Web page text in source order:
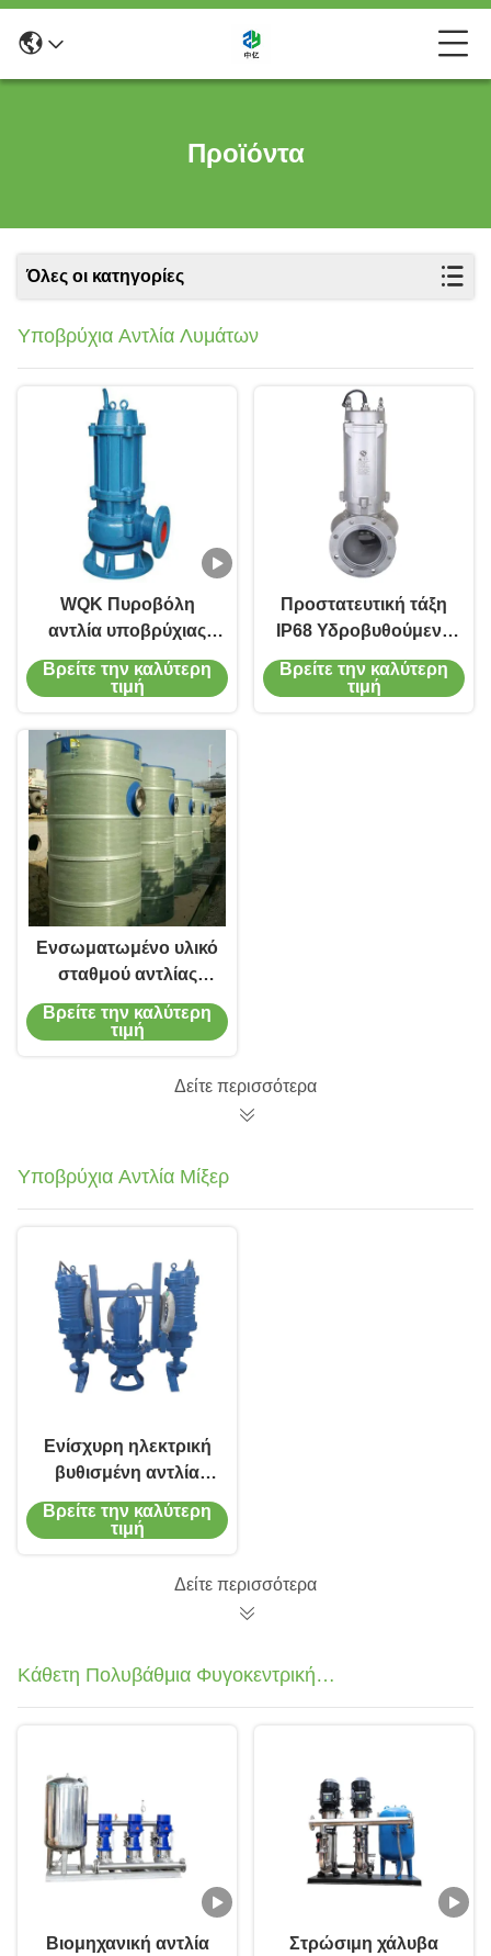
Προϊόντα
Όλες οι κατηγορίες
Υποβρύχια Αντλία Λυμάτων
WQK Πυροβόλη
αντλία υποβρύχιας
αποχέτευσης Οικιακή
υποβρύχια αντλία
υλικό έλξης ή
ανοξείδωτου χάλυβα
Βρείτε την καλύτερη
τιμή
Προστατευτική τάξη
IP68 Υδροβυθούμενη
αντλία αποχέτευσης
με ρυθμό ροής 10-
Βρείτε την καλύτερη
τιμή
Ενσωματωμένο υλικό
σταθμού αντλίας
αποχέτευσης σε FRP
με ανελκυστήρα και
Βρείτε την καλύτερη
τιμή
Δείτε περισσότερα
Υποβρύχια Αντλία Μίξερ
Ενίσχυρη ηλεκτρική
βυθισμένη αντλία
μικρομετρητή βρύσης
για διάμετρο εξόδου
Βρείτε την καλύτερη
τιμή
Δείτε περισσότερα
Κάθετη Πολυβάθμια Φυγοκεντρική
Αντλία
Βιομηχανική αντλία
Στρώσιμη χάλυβα